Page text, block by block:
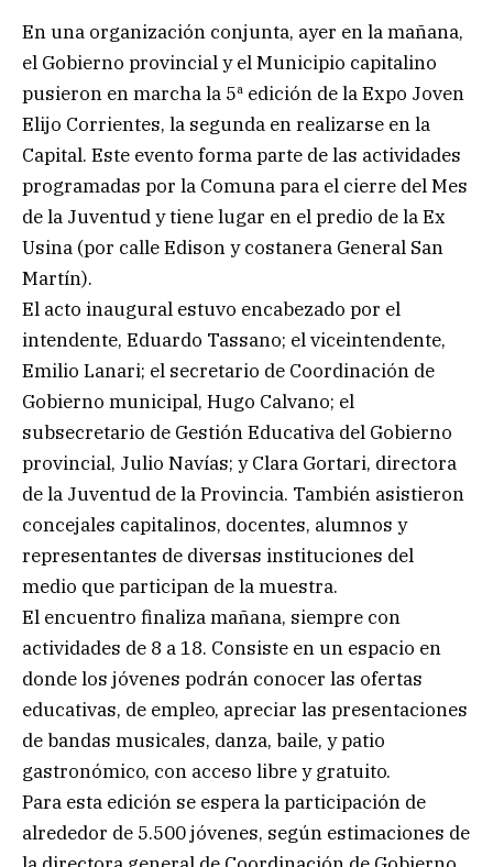
En una organización conjunta, ayer en la mañana,
el Gobierno provincial y el Municipio capitalino
pusieron en marcha la 5ª edición de la Expo Joven
Elijo Corrientes, la segunda en realizarse en la
Capital. Este evento forma parte de las actividades
programadas por la Comuna para el cierre del Mes
de la Juventud y tiene lugar en el predio de la Ex
Usina (por calle Edison y costanera General San
Martín).
El acto inaugural estuvo encabezado por el
intendente, Eduardo Tassano; el viceintendente,
Emilio Lanari; el secretario de Coordinación de
Gobierno municipal, Hugo Calvano; el
subsecretario de Gestión Educativa del Gobierno
provincial, Julio Navías; y Clara Gortari, directora
de la Juventud de la Provincia. También asistieron
concejales capitalinos, docentes, alumnos y
representantes de diversas instituciones del
medio que participan de la muestra.
El encuentro finaliza mañana, siempre con
actividades de 8 a 18. Consiste en un espacio en
donde los jóvenes podrán conocer las ofertas
educativas, de empleo, apreciar las presentaciones
de bandas musicales, danza, baile, y patio
gastronómico, con acceso libre y gratuito.
Para esta edición se espera la participación de
alrededor de 5.500 jóvenes, según estimaciones de